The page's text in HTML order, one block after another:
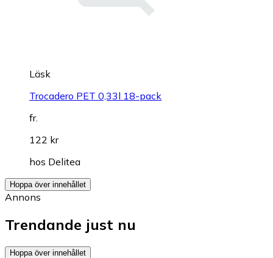
Läsk
Trocadero PET 0,33l 18-pack
fr.
122 kr
hos Delitea
Hoppa över innehållet
Annons
Trendande just nu
Hoppa över innehållet